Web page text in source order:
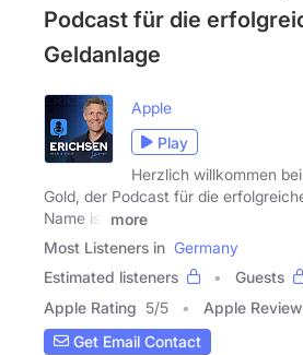
Podcast für die
Geldanlage
Apple
Play
Herzlich willkommen
Gold, der Podcast für die
Name ist
more
Most Listeners in Germany
Estimated listeners
Guests
Apple Rating 5/5 Apple Review
Get Email Contact